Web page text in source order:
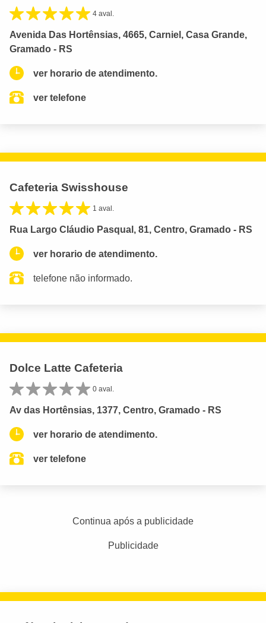
4 aval.
Avenida Das Hortênsias, 4665, Carniel, Casa Grande,
Gramado - RS
ver horario de atendimento.
ver telefone
Cafeteria Swisshouse
1 aval.
Rua Largo Cláudio Pasqual, 81, Centro, Gramado - RS
ver horario de atendimento.
telefone não informado.
Dolce Latte Cafeteria
0 aval.
Av das Hortênsias, 1377, Centro, Gramado - RS
ver horario de atendimento.
ver telefone
Continua após a publicidade
Publicidade